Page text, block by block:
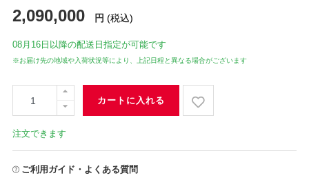
2,090,000 円 (税込)
08月16日 以降の配送日指定が可能です
※お届け先の地域や入荷状況等により、上記日程と異なる場合がございます
カートに入れる
注文できます
ご利用ガイド・よくある質問